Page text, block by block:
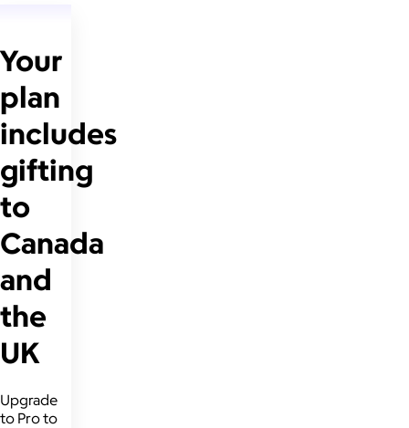
Your
plan
includes
gifting
to
Canada
and
the
UK
Upgrade
to Pro to